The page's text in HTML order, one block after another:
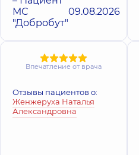
МС
"Добробут"
09.08.2026
Впечатление от врача
Отзывы пациентов о:
Женжеруха Наталья
Александровна